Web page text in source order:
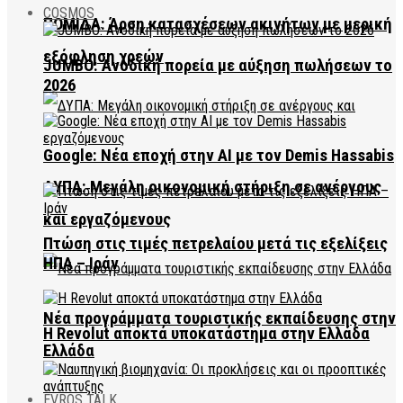
ΠΟΜΙΔΑ: Άρση κατασχέσεων ακινήτων με μερική
εξόφληση χρεών
ΔΥΠΑ: Μεγάλη οικονομική στήριξη σε ανέργους
και εργαζόμενους
Νέα προγράμματα τουριστικής εκπαίδευσης στην
Ελλάδα
EVROS TALK
COSMOS
JUMBO: Ανοδική πορεία με αύξηση πωλήσεων το
2026
Google: Νέα εποχή στην AI με τον Demis Hassabis
Πτώση στις τιμές πετρελαίου μετά τις εξελίξεις
ΗΠΑ – Ιράν
Η Revolut αποκτά υποκατάστημα στην Ελλάδα